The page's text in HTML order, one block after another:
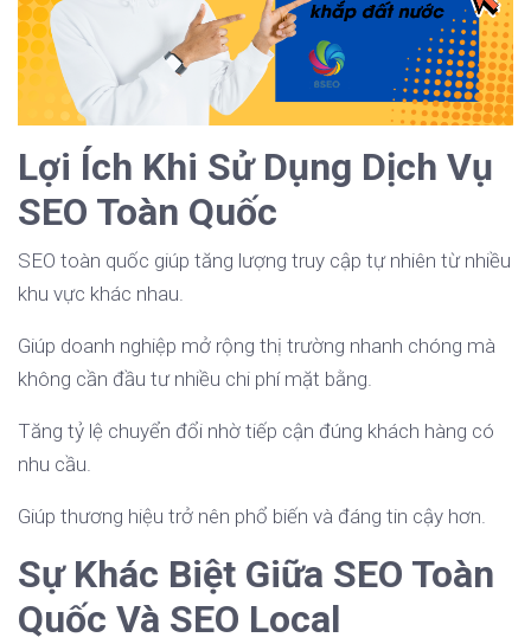
Lợi Ích Khi Sử Dụng Dịch Vụ
SEO Toàn Quốc
SEO toàn quốc giúp tăng lượng truy cập tự nhiên từ nhiều
khu vực khác nhau.
Giúp doanh nghiệp mở rộng thị trường nhanh chóng mà
không cần đầu tư nhiều chi phí mặt bằng.
Tăng tỷ lệ chuyển đổi nhờ tiếp cận đúng khách hàng có
nhu cầu.
Giúp thương hiệu trở nên phổ biến và đáng tin cậy hơn.
Sự Khác Biệt Giữa SEO Toàn
Quốc Và SEO Local